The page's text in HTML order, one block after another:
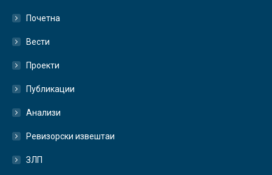
Почетна
Вести
Проекти
Публикации
Анализи
Ревизорски извештаи
ЗЛП